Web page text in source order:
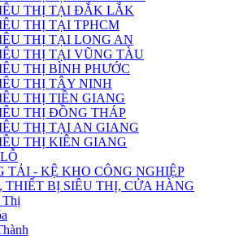
THỊ TẠI ĐẮK LẮK
THỊ TẠI TPHCM
THỊ TẠI LONG AN
THỊ TẠI VŨNG TÀU
THỊ BÌNH PHƯỚC
THỊ TÂY NINH
THỊ TIỀN GIANG
THỊ ĐỒNG THÁP
THỊ TẠI AN GIANG
THỊ KIÊN GIANG
TẢI - KỆ KHO CÔNG NGHIỆP
THIẾT BỊ SIÊU THỊ, CỬA HÀNG
Thị